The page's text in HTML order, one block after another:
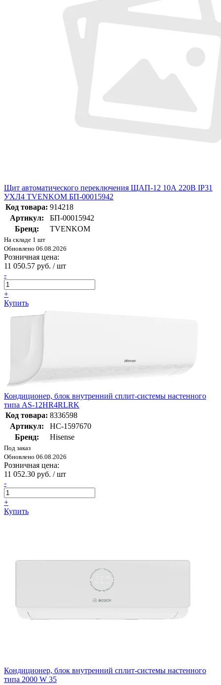
Щит автоматического переключения ЩАП-12 10А 220В IP31
УХЛ4 TVENKOM БП-00015942
Код товара: 914218
Артикул:
БП-00015942
Бренд:
TVENKOM
На складе 1 шт
Обновлено 06.08.2026
Розничная цена:
11 050.57 руб. / шт
-
+
Купить
Кондиционер, блок внутренний сплит-системы настенного
типа AS-12HR4RLRK
Код товара: 8336598
Артикул:
НС-1597670
Бренд:
Hisense
Под заказ
Обновлено 06.08.2026
Розничная цена:
11 052.30 руб. / шт
-
+
Купить
Кондиционер, блок внутренний сплит-системы настенного
типа 2000 W 35